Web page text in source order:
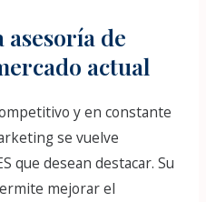
de
actual
y en constante
se vuelve
que desean destacar. Su
mejorar el